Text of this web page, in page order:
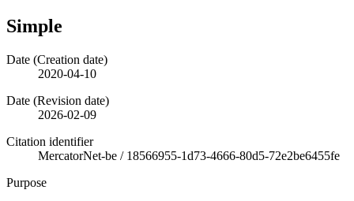
Simple
Date (Creation date)
2020-04-10
Date (Revision date)
2026-02-09
Citation identifier
MercatorNet-be / 18566955-1d73-4666-80d5-72e2be6455fe
Purpose